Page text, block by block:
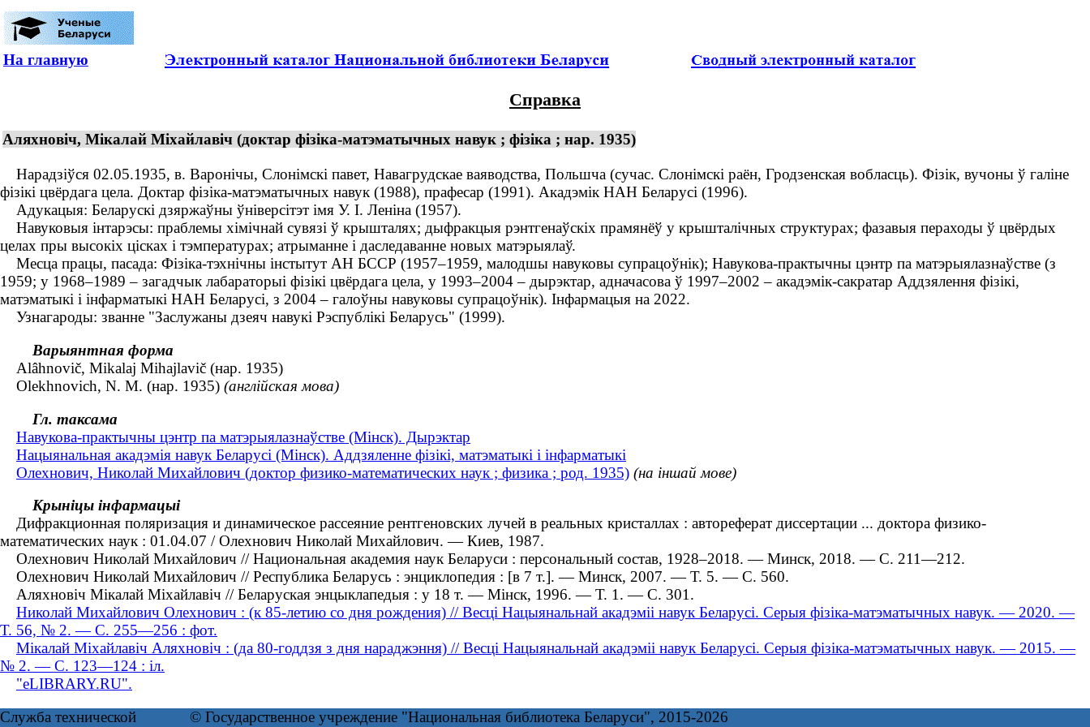
На главную
Справка
Аляхновіч, Мікалай Міхайлавіч (доктар фізіка-матэматычных навук ; фізіка ; нар. 1935)
Нарадзіўся 02.05.1935, в. Варонічы, Слонімскі павет, Навагрудскае ваяводства, Польшча (сучас. Слонімскі раён, Гродзенская вобласць). Фізік, вучоны ў галіне
фізікі цвёрдага цела. Доктар фізіка-матэматычных навук (1988), прафесар (1991). Акадэмік НАН Беларусі (1996).
Адукацыя: Беларускі дзяржаўны ўніверсітэт імя У. І. Леніна (1957).
Навуковыя інтарэсы: праблемы хімічнай сувязі ў крышталях; дыфракцыя рэнтгенаўскіх прамянёў у крышталічных структурах; фазавыя пераходы ў цвёрдых
целах пры высокіх цісках і тэмпературах; атрыманне і даследаванне новых матэрыялаў.
Месца працы, пасада: Фізіка-тэхнічны інстытут АН БССР (1957–1959, малодшы навуковы супрацоўнік); Навукова-практычны цэнтр па матэрыялазнаўстве (з
1959; у 1968–1989 – загадчык лабараторыі фізікі цвёрдага цела, у 1993–2004 – дырэктар, адначасова ў 1997–2002 – акадэмік-сакратар Аддзялення фізікі,
матэматыкі і інфарматыкі НАН Беларусі, з 2004 – галоўны навуковы супрацоўнік). Інфармацыя на 2022.
Узнагароды: званне "Заслужаны дзеяч навукі Рэспублікі Беларусь" (1999).
Варыянтная форма
Alâhnovіč, Mіkalaj Mіhajlavіč (нар. 1935)
Olekhnovich, N. M. (нар. 1935) (англійская мова)
Гл. таксама
Навукова-практычны цэнтр па матэрыялазнаўстве (Мінск). Дырэктар
Нацыянальная акадэмія навук Беларусі (Мінск). Аддзяленне фізікі, матэматыкі і інфарматыкі
Олехнович, Николай Михайлович (доктор физико-математических наук ; физика ; род. 1935) (на іншай мове)
Крыніцы інфармацыі
Дифракционная поляризация и динамическое рассеяние рентгеновских лучей в реальных кристаллах : автореферат диссертации ... доктора физико-
математических наук : 01.04.07 / Олехнович Николай Михайлович. — Киев, 1987.
Олехнович Николай Михайлович // Национальная академия наук Беларуси : персональный состав, 1928–2018. — Минск, 2018. — С. 211—212.
Олехнович Николай Михайлович // Республика Беларусь : энциклопедия : [в 7 т.]. — Минск, 2007. — Т. 5. — С. 560.
Аляхновіч Мікалай Міхайлавіч // Беларуская энцыклапедыя : у 18 т. — Мінск, 1996. — Т. 1. — С. 301.
Николай Михайлович Олехнович : (к 85-летию со дня рождения) // Весці Нацыянальнай акадэміі навук Беларусі. Серыя фізіка-матэматычных навук. — 2020. —
Т. 56, № 2. — С. 255—256 : фот.
Мікалай Міхайлавіч Аляхновіч : (да 80-годдзя з дня нараджэння) // Весці Нацыянальнай акадэміі навук Беларусі. Серыя фізіка-матэматычных навук. ― 2015. ―
№ 2. ― С. 123―124 : іл.
"eLIBRARY.RU".
Служба технической
© Государственное учреждение "Национальная библиотека Беларуси", 2015-2026